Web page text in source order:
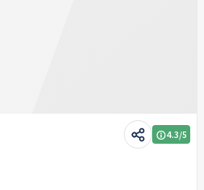
4.3/5